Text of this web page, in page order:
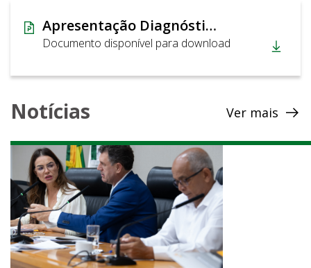
Apresentação Diagnóstico da Situação Computacional do GDF
Documento disponível para download
Notícias Ver mais